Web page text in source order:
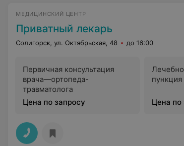
МЕДИЦИНСКИЙ ЦЕНТР
Приватный лекарь
Солигорск, ул. Октябрьская, 48 до 16:00
Первичная консультация
врача—ортопеда-
травматолога
Цена по запросу
пункция
Цена по